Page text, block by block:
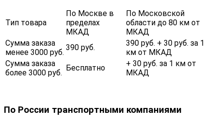
Тип товара
По Москве в
пределах
МКАД
По Московской
области до 80 км от
МКАД
Сумма заказа
менее 3000 руб.
390 руб.
390 руб. + 30 руб. за 1
км от МКАД
Сумма заказа
более 3000 руб.
Бесплатно
+ 30 руб. за 1 км от
МКАД
По России транспортными компаниями